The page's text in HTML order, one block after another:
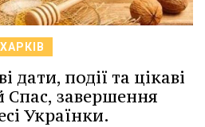
ХАРКІВ
дати, події та цікаві
завершення
Українки.